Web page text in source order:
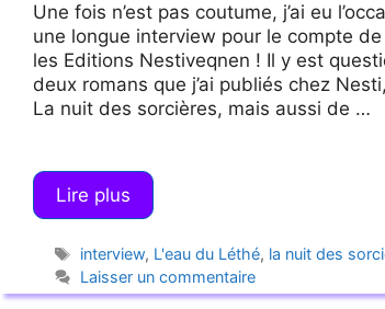
Une fois n’est pas coutume, j’ai eu
une longue interview pour le compte
les Editions Nestiveqnen ! Il y est
deux romans que j’ai publiés chez
La nuit des sorcières, mais aussi de …
Lire plus
Étiquettes
interview, L'eau du Léthé, la nuit des
Laisser un commentaire